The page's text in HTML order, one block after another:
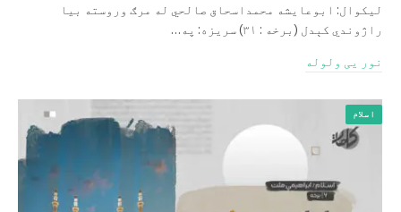
لیکوال: ابوعایشه محمداسحاق صالحي له مرګ وروسته بیا
راژوندي کېدل (برخه : ۳۱) سریزه: په…
نور یی ولوله
اسلام